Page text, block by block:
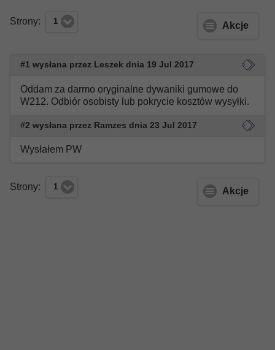
Strony: 1 Akcje
#1 wysłana przez Leszek dnia 19 Jul 2017
Oddam za darmo oryginalne dywaniki gumowe do
W212. Odbiór osobisty lub pokrycie kosztów wysyłki.
#2 wysłana przez Ramzes dnia 23 Jul 2017
Wysłałem PW
Strony: 1 Akcje